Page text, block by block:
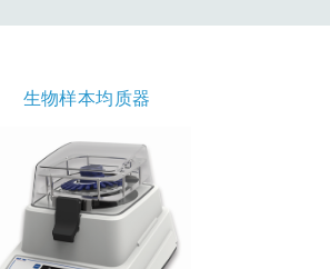
生物样本均质器